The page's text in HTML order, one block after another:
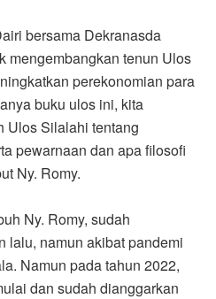
bersama Dekranasda
mengembangkan tenun Ulos
perekonomian para
buku ulos ini, kita
Ulos Silalahi tentang
pewarnaan dan apa filosofi
Ny. Romy.
Ny. Romy, sudah
lalu, namun akibat pandemi
Namun pada tahun 2022,
dan sudah dianggarkan